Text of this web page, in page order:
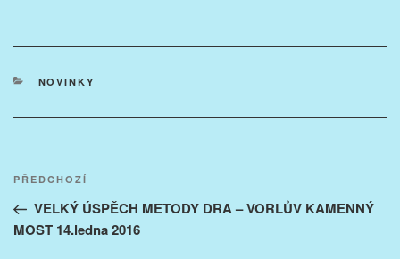
RUBRIKY
NOVINKY
Navigace
příspěvek
Předchozí
příspěvek
PŘEDCHOZÍ
VELKÝ ÚSPĚCH METODY DRA – VORLŮV KAMENNÝ
MOST 14.ledna 2016